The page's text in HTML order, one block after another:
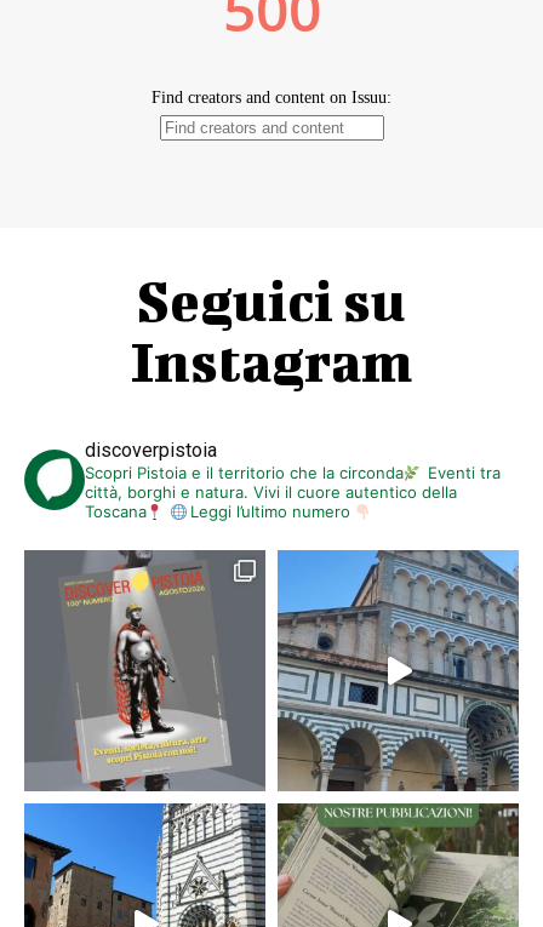
Seguici su
Instagram
discoverpistoia
Scopri Pistoia e il territorio che la circonda
Eventi tra
città, borghi e natura. Vivi il cuore autentico della
Toscana
Leggi l’ultimo numero